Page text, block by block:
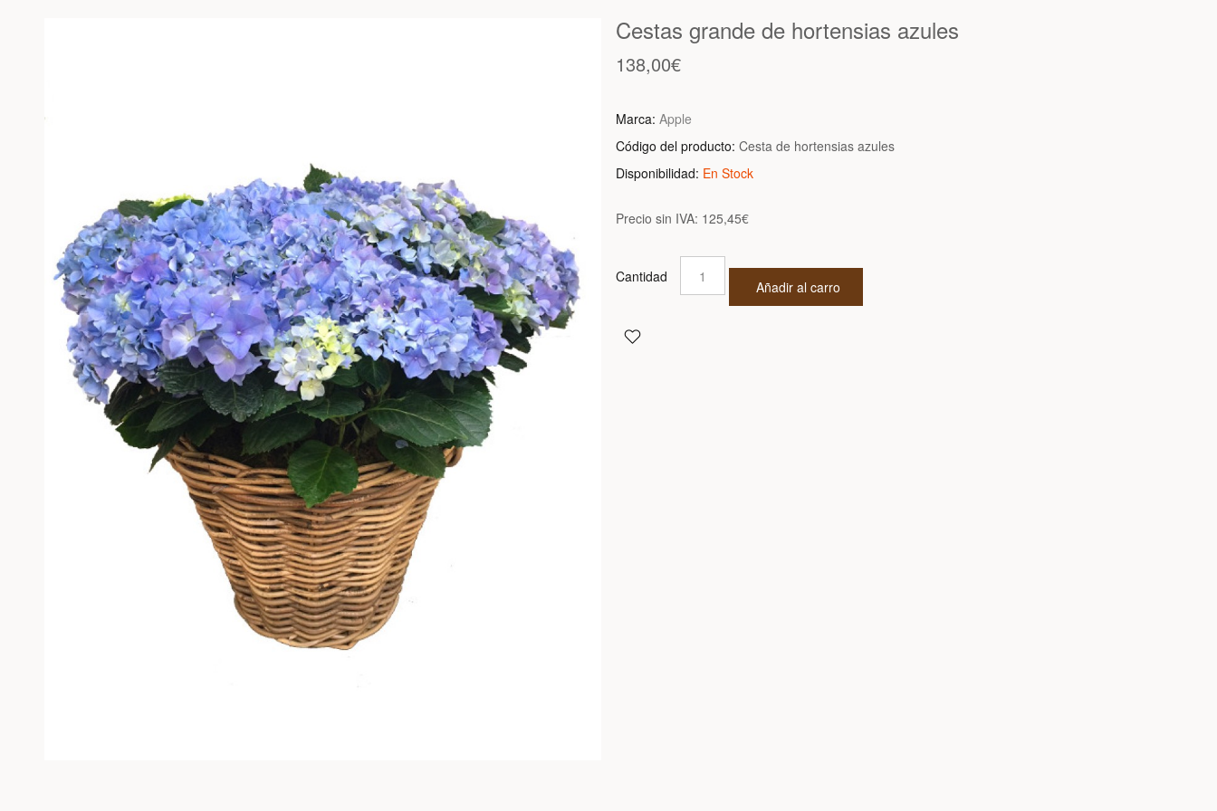
Cestas grande de hortensias azules
138,00€
Marca: Apple
Código del producto: Cesta de hortensias azules
Disponibilidad: En Stock
Precio sin IVA: 125,45€
Cantidad
Añadir al carro